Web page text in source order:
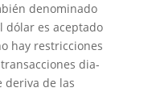
de­nomi­na­do
dó­lar es acep­ta­do
hay res­tric­cio­nes
dia­
deriva de las